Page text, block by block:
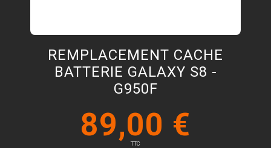
REMPLACEMENT CACHE
BATTERIE GALAXY S8 -
G950F
89,00 €
TTC